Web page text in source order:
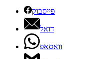
פייסבוק
דואל
וואסאפ